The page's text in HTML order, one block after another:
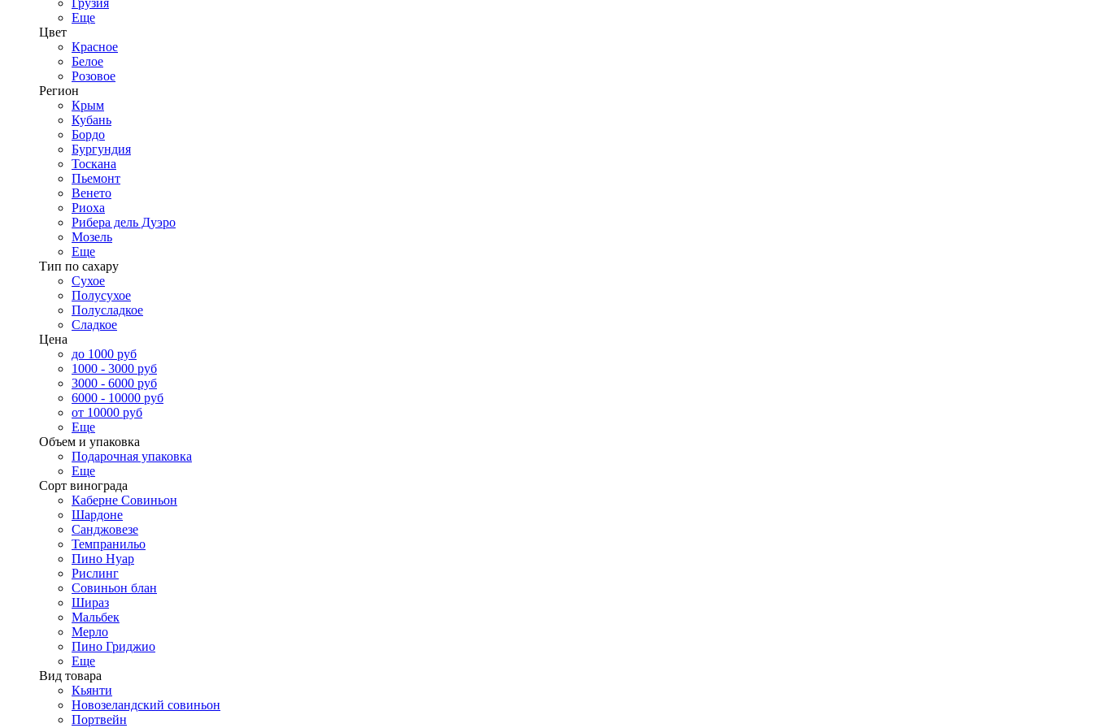
Грузия
Еще
Цвет
Красное
Белое
Розовое
Регион
Крым
Кубань
Бордо
Бургундия
Тоскана
Пьемонт
Венето
Риоха
Рибера дель Дуэро
Мозель
Еще
Тип по сахару
Сухое
Полусухое
Полусладкое
Сладкое
Цена
до 1000 руб
1000 - 3000 руб
3000 - 6000 руб
6000 - 10000 руб
от 10000 руб
Еще
Объем и упаковка
Подарочная упаковка
Еще
Сорт винограда
Каберне Совиньон
Шардоне
Санджовезе
Темпранильо
Пино Нуар
Рислинг
Совиньон блан
Шираз
Мальбек
Мерло
Пино Гриджио
Еще
Вид товара
Кьянти
Новозеландский совиньон
Портвейн